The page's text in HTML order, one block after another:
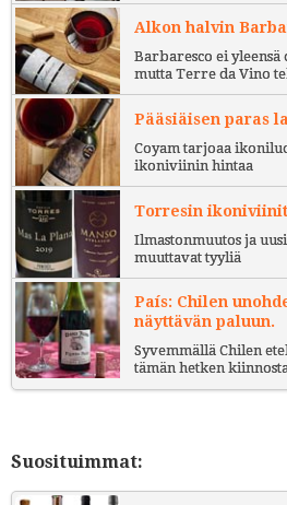
Alkon halvin
Barbaresco ei
mutta Terre da Vino
Pääsiäisen paras
Coyam tarjoaa
ikoniviinin hintaa
Torresin
Ilmastonmuutos ja
muuttavat tyyliä
País: Chilen
näyttävän paluun.
Syvemmällä Chilen
tämän hetken
Suosituimmat: